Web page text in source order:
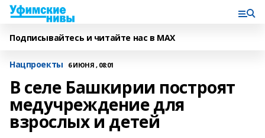
Подписывайтесь и читайте нас в MAX
Нацпроекты 6 ИЮНЯ , 08:01
В селе Башкирии построят
медучреждение для
взрослых и детей